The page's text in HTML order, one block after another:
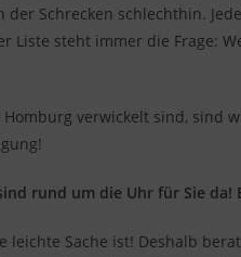
Schrecken schlechthin.
Liste steht immer die Frage:
verwickelt sind, sind
rund um die Uhr für Sie da!
leichte Sache ist! Deshalb